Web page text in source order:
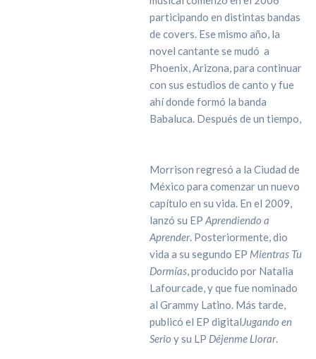
participando en distintas bandas
de covers. Ese mismo año, la
novel cantante se mudó a
Phoenix, Arizona, para continuar
con sus estudios de canto y fue
ahí donde formó la banda
Babaluca. Después de un tiempo,
Morrison regresó a la Ciudad de
México para comenzar un nuevo
capítulo en su vida. En el 2009,
lanzó su EP Aprendiendo a
Aprender. Posteriormente, dio
vida a su segundo EP Mientras Tu
Dormías, producido por Natalia
Lafourcade, y que fue nominado
al Grammy Latino. Más tarde,
publicó el EP digitalJugando en
Serio y su LP Déjenme Llorar.